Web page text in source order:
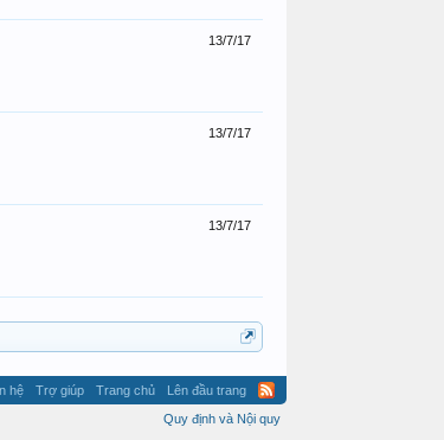
13/7/17
13/7/17
13/7/17
hệ Trợ giúp Trang chủ
Lên đầu trang
Quy định và Nội quy